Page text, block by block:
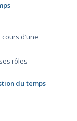
d’une
rôles
du temps